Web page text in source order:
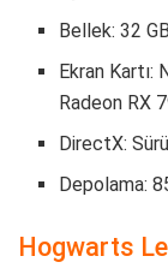
Bellek: 32
Ekran Kartı:
Radeon RX
DirectX:
Depolama:
Hogwarts